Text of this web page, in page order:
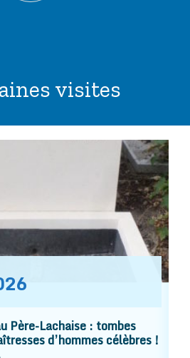
visites
Père-Lachaise : tombes
d’hommes célèbres !